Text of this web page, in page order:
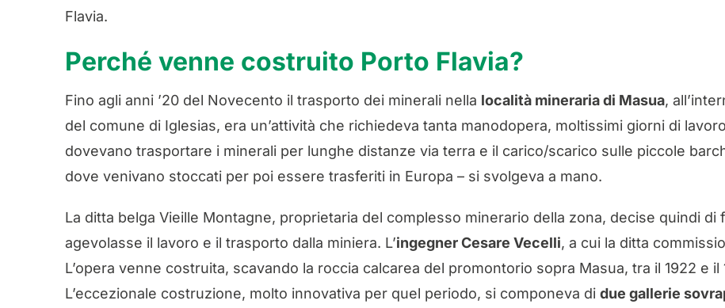
Flavia.
Perché venne costruito Porto Flavia?
Fino agli anni ’20 del Novecento il trasporto dei minerali nella località mineraria di Masua,
del comune di Iglesias, era un’attività che richiedeva tanta manodopera, moltissimi giorni di
dovevano trasportare i minerali per lunghe distanze via terra e il carico/scarico sulle piccole
dove venivano stoccati per poi essere trasferiti in Europa – si svolgeva a mano.
La ditta belga Vieille Montagne, proprietaria del complesso minerario della zona, decise quindi
agevolasse il lavoro e il trasporto dalla miniera. L’ingegner Cesare Vecelli, a cui la ditta
L’opera venne costruita, scavando la roccia calcarea del promontorio sopra Masua, tra il 1922 e il
L’eccezionale costruzione, molto innovativa per quel periodo, si componeva di due gallerie